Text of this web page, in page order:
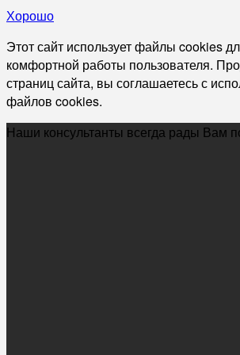
Хорошо
Этот сайт использует файлы cookies
комфортной работы пользователя.
страниц сайта, вы соглашаетесь с
файлов cookies.
Наши консультанты всегда рады Вам